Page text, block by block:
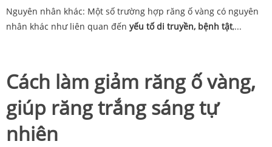
Nguyên nhân khác: Một số trường hợp răng ố vàng có nguyên
nhân khác như liên quan đến yếu tố di truyền, bệnh tật,...
Cách làm giảm răng ố vàng,
giúp răng trắng sáng tự
nhiên